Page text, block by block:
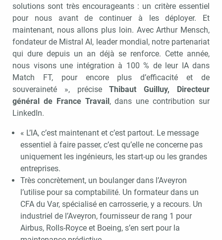
solutions sont très encourageants : un critère essentiel
pour nous avant de continuer à les déployer. Et
maintenant, nous allons plus loin. Avec Arthur Mensch,
fondateur de Mistral AI, leader mondial, notre partenariat
qui dure depuis un an déjà se renforce. Cette année,
nous visons une intégration à 100 % de leur IA dans
Match FT, pour encore plus d’efficacité et de
souveraineté », préciseThibaut Guilluy, Directeur
général de France Travail, dans une contribution sur
LinkedIn.
« L’IA, c’est maintenant et c’est partout. Le message
essentiel à faire passer, c’est qu’elle ne concerne pas
uniquement les ingénieurs, les start-up ou les grandes
entreprises.
Très concrètement, un boulanger dans l’Aveyron
l’utilise pour sa comptabilité. Un formateur dans un
CFA du Var, spécialisé en carrosserie, y a recours. Un
industriel de l’Aveyron, fournisseur de rang 1 pour
Airbus, Rolls-Royce et Boeing, s’en sert pour la